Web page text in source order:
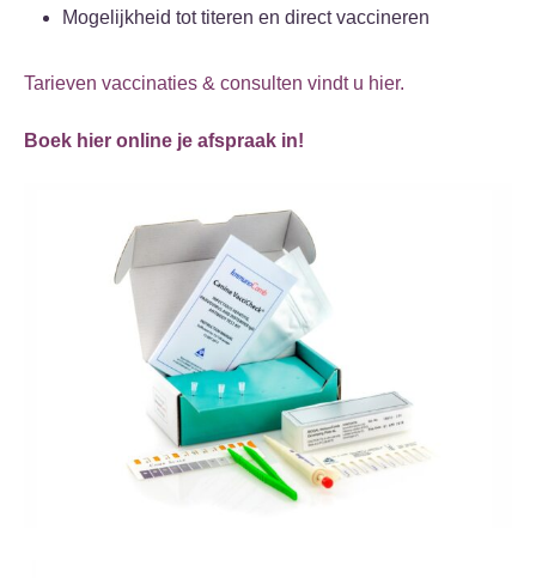
Mogelijkheid tot titeren en direct vaccineren
Tarieven vaccinaties & consulten vindt u hier.
Boek hier online je afspraak in!